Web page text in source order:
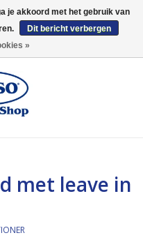
0 Artikelen - €0,00
met leave in
je akkoord met het gebruik van
Dit bericht verbergen
»